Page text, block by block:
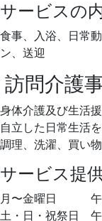
サービスの
食事、入浴、日常
ン、送迎
訪問介護
身体介護及び生活
自立した日常生活
調理、洗濯、買い
サービス提
月〜金曜日 午
土・日・祝祭日 午